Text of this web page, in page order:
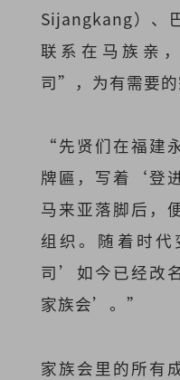
Sijangkang）、
联系在马族亲
司”，为有需要的
“先贤们在福建
牌匾，写着‘登
马来亚落脚后，
组织。随着时
司’如今已经改
家族会’。”
家族会里的所有